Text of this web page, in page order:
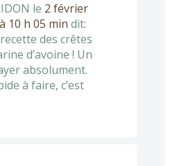
le 2 février
10 h 05 min dit:
des crêtes
d’avoine ! Un
absolument.
à faire, c’est